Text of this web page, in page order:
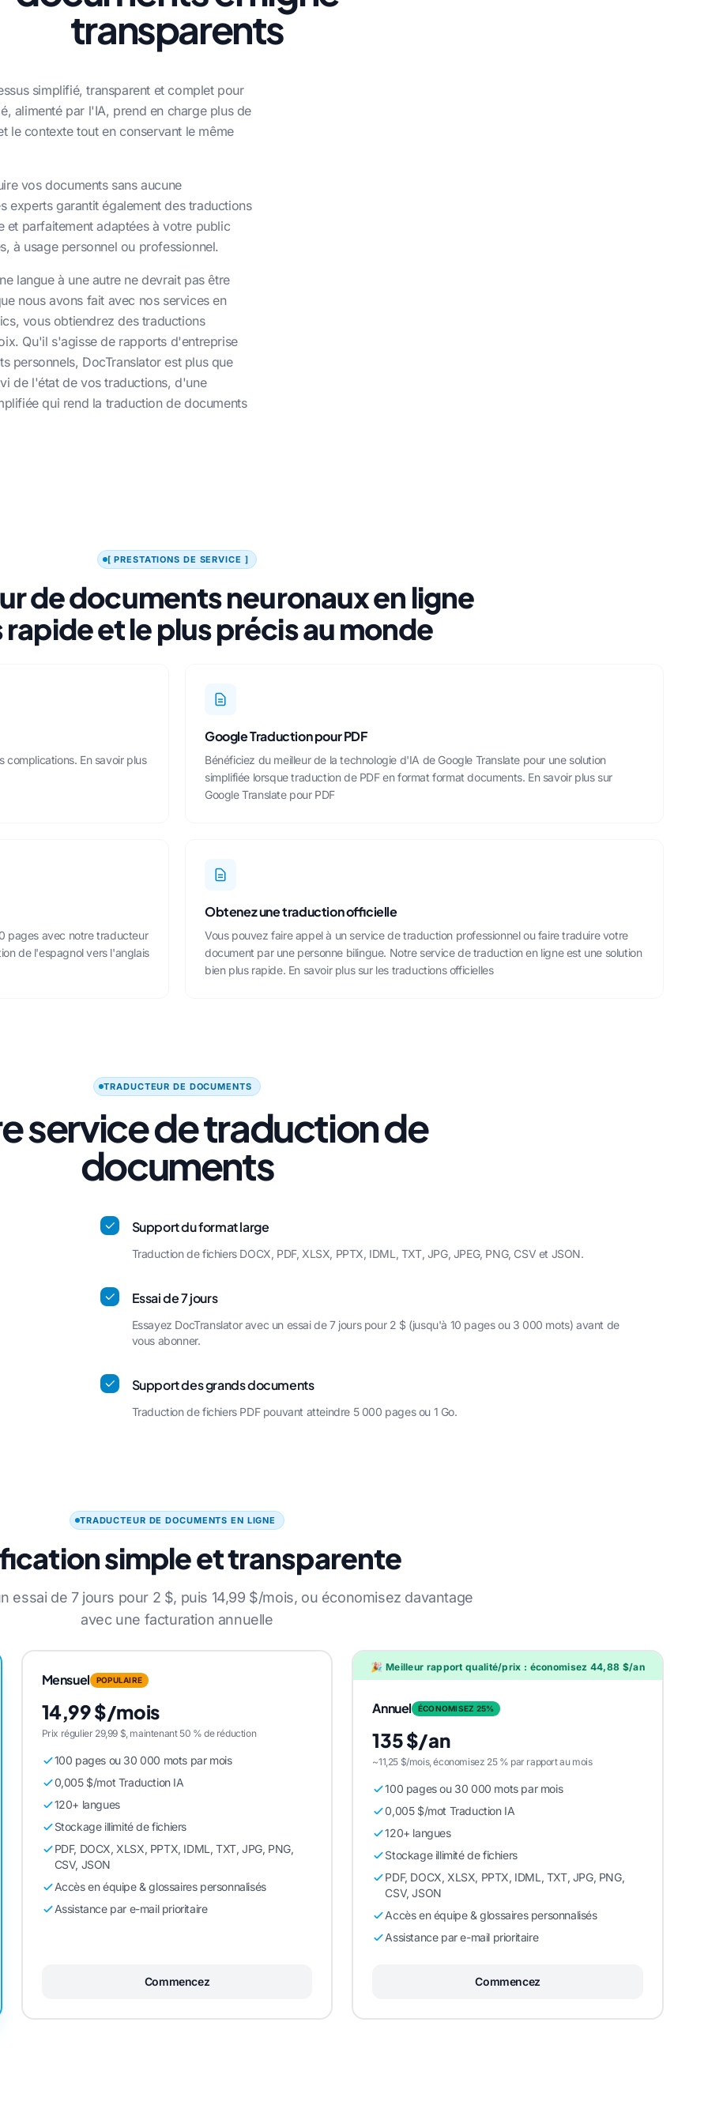
transparents
simplifié, transparent et complet pour
alimenté par l'IA, prend en charge plus de
le contexte tout en conservant le même
vos documents sans aucune
experts garantit également des traductions
et parfaitement adaptées à votre public
à usage personnel ou professionnel.
langue à une autre ne devrait pas être
nous avons fait avec nos services en
vous obtiendrez des traductions
Qu'il s'agisse de rapports d'entreprise
personnels, DocTranslator est plus que
de l'état de vos traductions, d'une
qui rend la traduction de documents
[ PRESTATIONS DE SERVICE ]
de documents neuronaux en ligne
rapide et le plus précis au monde
complications. En savoir plus
Google Traduction pour PDF
Bénéficiez du meilleur de la technologie d'IA de Google Translate pour une solution
simplifiée lorsquetraduction de PDF en format format documents. En savoir plus sur
Google Translate pour PDF
pages avec notre traducteur
de l'espagnol vers l'anglais
Obtenez une traduction officielle
Vous pouvez faire appel à un service de traduction professionnel ou faire traduire votre
document par une personne bilingue. Notre service de traduction en ligne est une solution
bien plus rapide. En savoir plus sur les traductions officielles
TRADUCTEUR DE DOCUMENTS
service de traduction de
documents
Support du format large
Traduction de fichiers DOCX, PDF, XLSX, PPTX, IDML, TXT, JPG, JPEG, PNG, CSV et JSON.
Essai de 7 jours
Essayez DocTranslator avec un essai de 7 jours pour 2 $ (jusqu'à 10 pages ou 3 000 mots) avant de
vous abonner.
Support des grands documents
Traduction de fichiers PDF pouvant atteindre 5 000 pages ou 1 Go.
TRADUCTEUR DE DOCUMENTS EN LIGNE
simple et transparente
essai de 7 jours pour 2 $, puis 14,99 $/mois, ou économisez davantage
avec une facturation annuelle
Mensuel POPULAIRE
14,99 $/mois
Prix régulier 29,99 $, maintenant 50 % de réduction
100 pages ou 30 000 mots par mois
0,005 $/mot Traduction IA
120+ langues
Stockage illimité de fichiers
PDF, DOCX, XLSX, PPTX, IDML, TXT, JPG, PNG,
CSV, JSON
Accès en équipe & glossaires personnalisés
Assistance par e-mail prioritaire
Commencez
🎉 Meilleur rapport qualité/prix : économisez 44,88 $/an
Annuel ÉCONOMISEZ 25%
135 $/an
~11,25 $/mois, économisez 25 % par rapport au mois
100 pages ou 30 000 mots par mois
0,005 $/mot Traduction IA
120+ langues
Stockage illimité de fichiers
PDF, DOCX, XLSX, PPTX, IDML, TXT, JPG, PNG,
CSV, JSON
Accès en équipe & glossaires personnalisés
Assistance par e-mail prioritaire
Commencez